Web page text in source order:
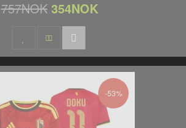
757NOK 354NOK
-53%